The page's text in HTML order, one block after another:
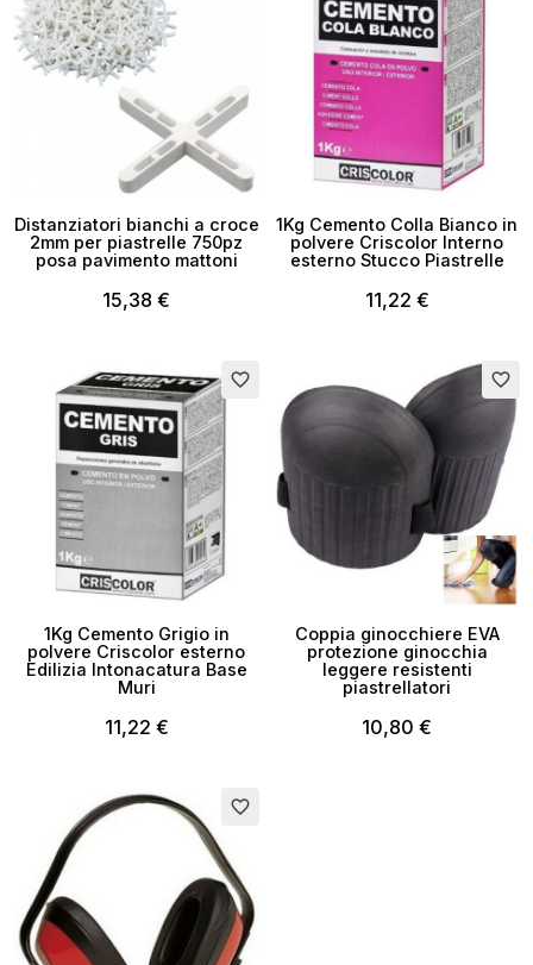
Distanziatori bianchi a croce
2mm per piastrelle 750pz
posa pavimento mattoni
15,38 €
1Kg Cemento Colla Bianco in
polvere Criscolor Interno
esterno Stucco Piastrelle
11,22 €
favorite_border
1Kg Cemento Grigio in
polvere Criscolor esterno
Edilizia Intonacatura Base
Muri
11,22 €
favorite_border
Coppia ginocchiere EVA
protezione ginocchia
leggere resistenti
piastrellatori
10,80 €
favorite_border